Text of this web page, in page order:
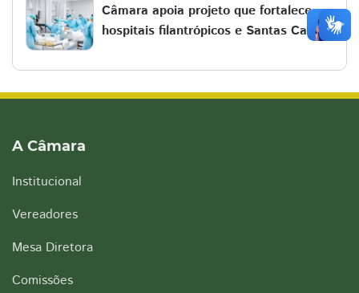
Câmara apoia projeto que fortalece
hospitais filantrópicos e Santas Casas
A Câmara
Institucional
Vereadores
Mesa Diretora
Comissões